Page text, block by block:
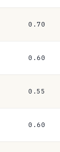
0.70
0.60
0.55
0.60